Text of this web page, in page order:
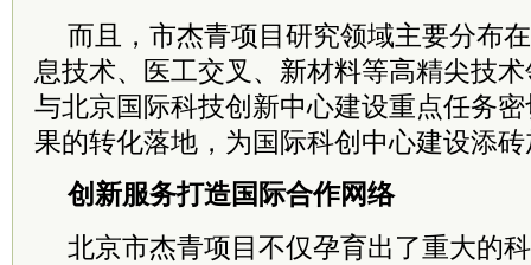
而且，市杰青项目研究领域主要分布
息技术、医工交叉、新材料等高精尖技
与北京国际科技创新中心建设重点任务
果的转化落地，为国际科创中心建设添
创新服务打造国际合作网络
北京市杰青项目不仅孕育出了重大的